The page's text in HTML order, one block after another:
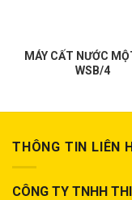
MÁY CẤT NƯỚC
WSB/4
THÔNG TIN LIÊN
CÔNG TY TNHH